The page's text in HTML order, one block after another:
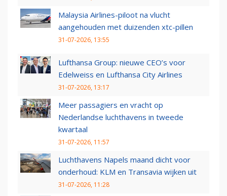
Malaysia Airlines-piloot na vlucht
aangehouden met duizenden xtc-pillen
31-07-2026, 13:55
Lufthansa Group: nieuwe CEO’s voor
Edelweiss en Lufthansa City Airlines
31-07-2026, 13:17
Meer passagiers en vracht op
Nederlandse luchthavens in tweede
kwartaal
31-07-2026, 11:57
Luchthavens Napels maand dicht voor
onderhoud: KLM en Transavia wijken uit
31-07-2026, 11:28